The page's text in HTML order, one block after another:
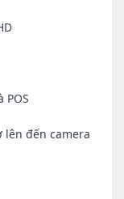
POS
lên đến camera